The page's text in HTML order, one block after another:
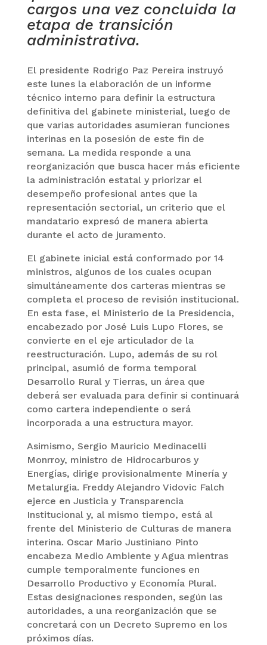
cargos una vez concluida la
etapa de transición
administrativa.
El presidente Rodrigo Paz Pereira instruyó
este lunes la elaboración de un informe
técnico interno para definir la estructura
definitiva del gabinete ministerial, luego de
que varias autoridades asumieran funciones
interinas en la posesión de este fin de
semana. La medida responde a una
reorganización que busca hacer más eficiente
la administración estatal y priorizar el
desempeño profesional antes que la
representación sectorial, un criterio que el
mandatario expresó de manera abierta
durante el acto de juramento.
El gabinete inicial está conformado por 14
ministros, algunos de los cuales ocupan
simultáneamente dos carteras mientras se
completa el proceso de revisión institucional.
En esta fase, el Ministerio de la Presidencia,
encabezado por José Luis Lupo Flores, se
convierte en el eje articulador de la
reestructuración. Lupo, además de su rol
principal, asumió de forma temporal
Desarrollo Rural y Tierras, un área que
deberá ser evaluada para definir si continuará
como cartera independiente o será
incorporada a una estructura mayor.
Asimismo, Sergio Mauricio Medinacelli
Monrroy, ministro de Hidrocarburos y
Energías, dirige provisionalmente Minería y
Metalurgia. Freddy Alejandro Vidovic Falch
ejerce en Justicia y Transparencia
Institucional y, al mismo tiempo, está al
frente del Ministerio de Culturas de manera
interina. Oscar Mario Justiniano Pinto
encabeza Medio Ambiente y Agua mientras
cumple temporalmente funciones en
Desarrollo Productivo y Economía Plural.
Estas designaciones responden, según las
autoridades, a una reorganización que se
concretará con un Decreto Supremo en los
próximos días.